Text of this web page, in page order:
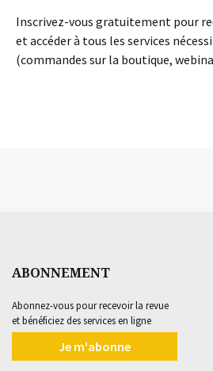
Inscrivez-vous gratuitement pour
et accéder à tous les services
(commandes sur la boutique,
ABONNEMENT
Abonnez-vous pour recevoir la revue
et bénéficiez des services en ligne
Je m'abonne